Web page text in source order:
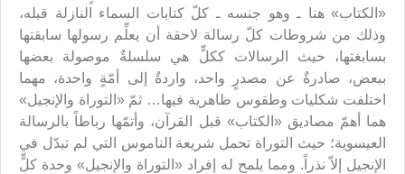
«الكتاب» هنا ـ وهو جنسه ـ كلّ كتابات السماء النازلة قبله،
وذلك من شروطات كلّ رسالة لاحقة أن يعلِّم رسولها سابقتها
بسابغتها، حيث الرسالات ككلٍّ هي سلسلةٌ موصولة بعضها
ببعض، صادرةٌ عن مصدرٍ واحد، واردةٌ إلى أمّةٍ واحدة، مهما
اختلفت شكليات وطقوس ظاهرية فيها… ثمّ «التوراة والإنجيل»
هما أهمّ مصاديق «الكتاب» قبل القرآن، وأتمّها رباطاً بالرسالة
العيسوية؛ حيث التوراة تحمل شريعة الناموس التي لم‌ تبدّل في
الإنجيل إلاّ نذراً. ومما يلمح له إفراد «التوراة والإنجيل» وحدة كلٍّ